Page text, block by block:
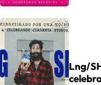
Lng/